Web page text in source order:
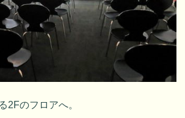
2Fのフロアへ。